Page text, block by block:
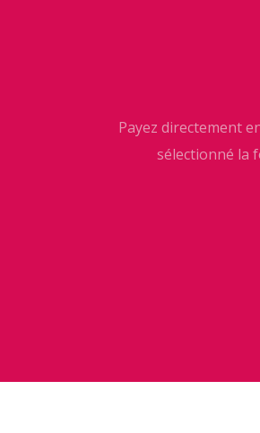
Payez directement
sélectionné la